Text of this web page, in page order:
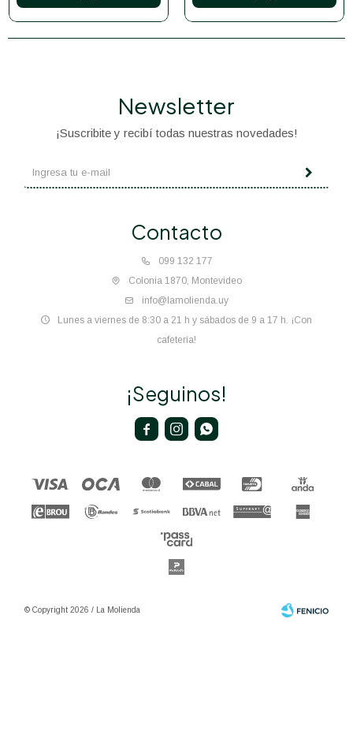
Contacto
099 132 177
Colonia 1870, Montevideo
info@lamolienda.uy
Lunes a viernes de 8:30 a 21 h y sábados de 9 a 17 h. ¡Con
cafetería!
Newsletter
¡Suscribite y recibí todas nuestras novedades!
¡Seguinos!
  
© Copyright 2026 / La Molienda